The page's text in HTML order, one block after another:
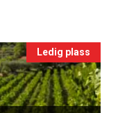
Ledig plass